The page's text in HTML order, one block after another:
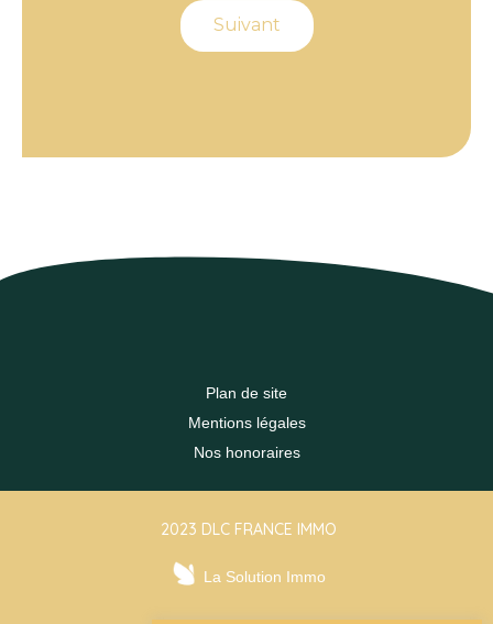
Suivant
Plan de site
Mentions légales
Nos honoraires
2023 DLC FRANCE IMMO
La Solution Immo